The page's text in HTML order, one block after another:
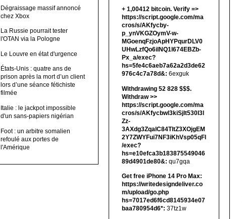
Dégraissage massif annoncé
chez Xbox
La Russie pourrait tester
l'OTAN via la Pologne
Le Louvre en état d'urgence
États-Unis : quatre ans de
prison après la mort d’un client
lors d’une séance fétichiste
filmée
Italie : le jackpot impossible
d'un sans-papiers nigérian
Foot : un arbitre somalien
refoulé aux portes de
l'Amérique
+ 1,00412 bitсоin. Verify =>
https://script.google.com/ma
cros/s/AKfycby-
p_ynVKGZOymV-w-
MGoenqFzjoApHYPqurDLV0
UHwLzfQo6ilNQ1l674EBZb-
Px_a/exec?
hs=5fe4c6aeb7a62a2d3de62
976c4c7a78d&: 6exguk
Withdrawing 52 828 $$$.
Withdrаw >>
https://script.google.com/ma
cros/s/AKfycbwl3kiSjlt530I3l
Zz-
3AXdg3ZqalC84TltZ3XOjgEM
2Y7ZWYFui7NF3iKhVsp05qFl
/exec?
hs=e10efca3b183875549046
89d4901de80&: qu7gqa
Get free iPhone 14 Pro Max:
https://writedesigndeliver.co
m/upload/go.php
hs=7017ed6f6cd8145934e07
baa780954d6*: 37tz1w